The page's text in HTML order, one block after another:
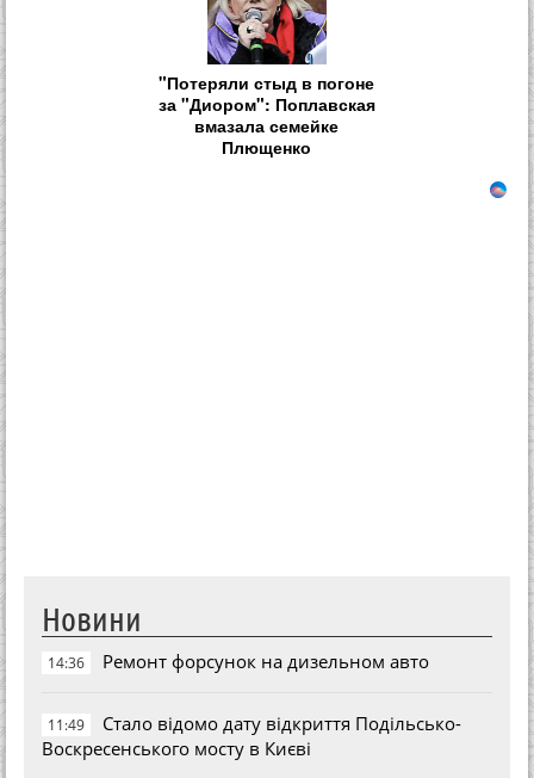
"Потеряли стыд в погоне
за "Диором": Поплавская
вмазала семейке
Плющенко
Новини
14:36 Ремонт форсунок на дизельном авто
11:49
Стало відомо дату відкриття Подільсько-
Воскресенського мосту в Києві